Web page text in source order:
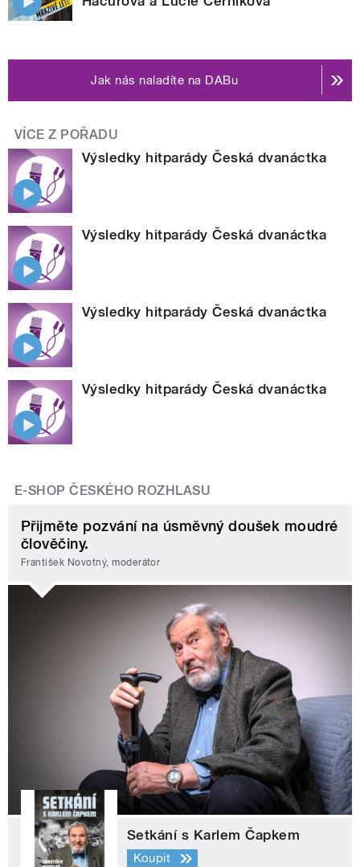
Jak nás naladíte na DABu
VÍCE Z POŘADU
Výsledky hitparády Česká dvanáctka
Výsledky hitparády Česká dvanáctka
Výsledky hitparády Česká dvanáctka
Výsledky hitparády Česká dvanáctka
E-SHOP ČESKÉHO ROZHLASU
Přijměte pozvání na úsměvný doušek moudré
člověčiny.
František Novotný, moderátor
Setkání s Karlem Čapkem
Koupit